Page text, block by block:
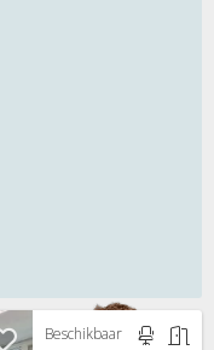
Beschikbaar